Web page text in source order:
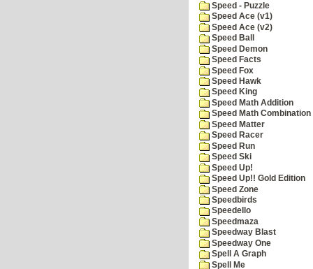
Speed - Puzzle
Speed Ace (v1)
Speed Ace (v2)
Speed Ball
Speed Demon
Speed Facts
Speed Fox
Speed Hawk
Speed King
Speed Math Addition
Speed Math Combination
Speed Matter
Speed Racer
Speed Run
Speed Ski
Speed Up!
Speed Up!! Gold Edition
Speed Zone
Speedbirds
Speedello
Speedmaza
Speedway Blast
Speedway One
Spell A Graph
Spell Me